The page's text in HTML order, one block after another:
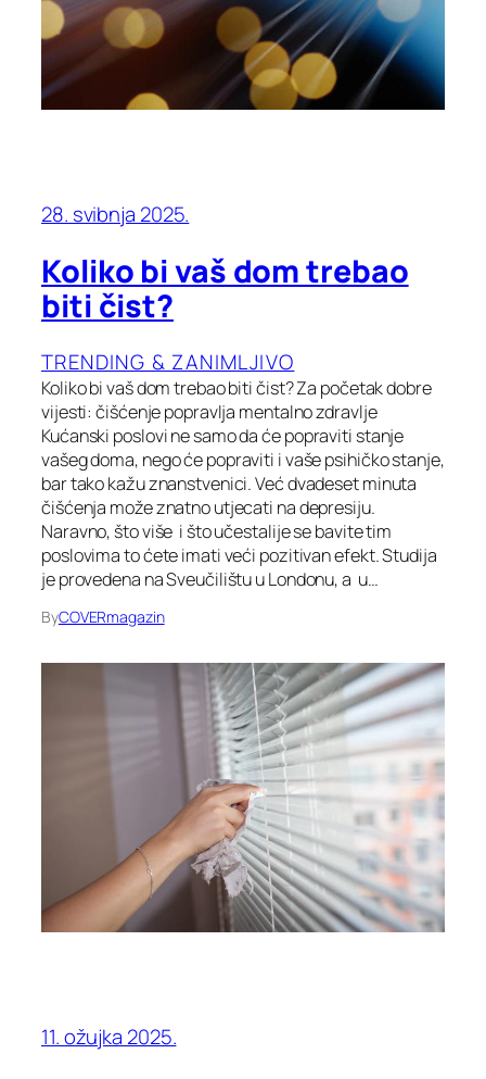
28. svibnja 2025.
Koliko bi vaš dom trebao
biti čist?
TRENDING & ZANIMLJIVO
Koliko bi vaš dom trebao biti čist? Za početak dobre
vijesti: čišćenje popravlja mentalno zdravlje
Kućanski poslovi ne samo da će popraviti stanje
vašeg doma, nego će popraviti i vaše psihičko stanje,
bar tako kažu znanstvenici. Već dvadeset minuta
čišćenja može znatno utjecati na depresiju.
Naravno, što više i što učestalije se bavite tim
poslovima to ćete imati veći pozitivan efekt. Studija
je provedena na Sveučilištu u Londonu, a u…
ByCOVERmagazin
11. ožujka 2025.